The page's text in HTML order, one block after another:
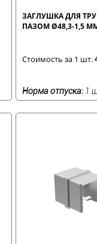
ЗАГЛУШКА ДЛЯ
ПАЗОМ Ø48,3-1,5
Стоимость за 1 шт.
Норма отпуска:1